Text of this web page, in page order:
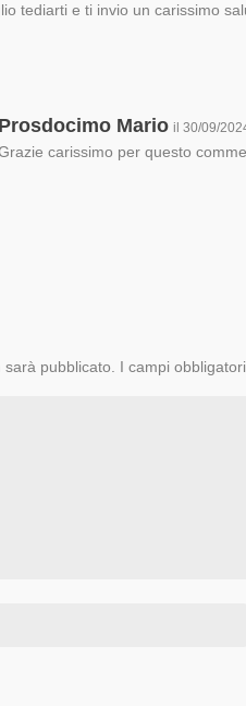
tediarti e ti invio un carissimo
Prosdocimo Mario il 30/09/
carissimo per questo
pubblicato. I campi